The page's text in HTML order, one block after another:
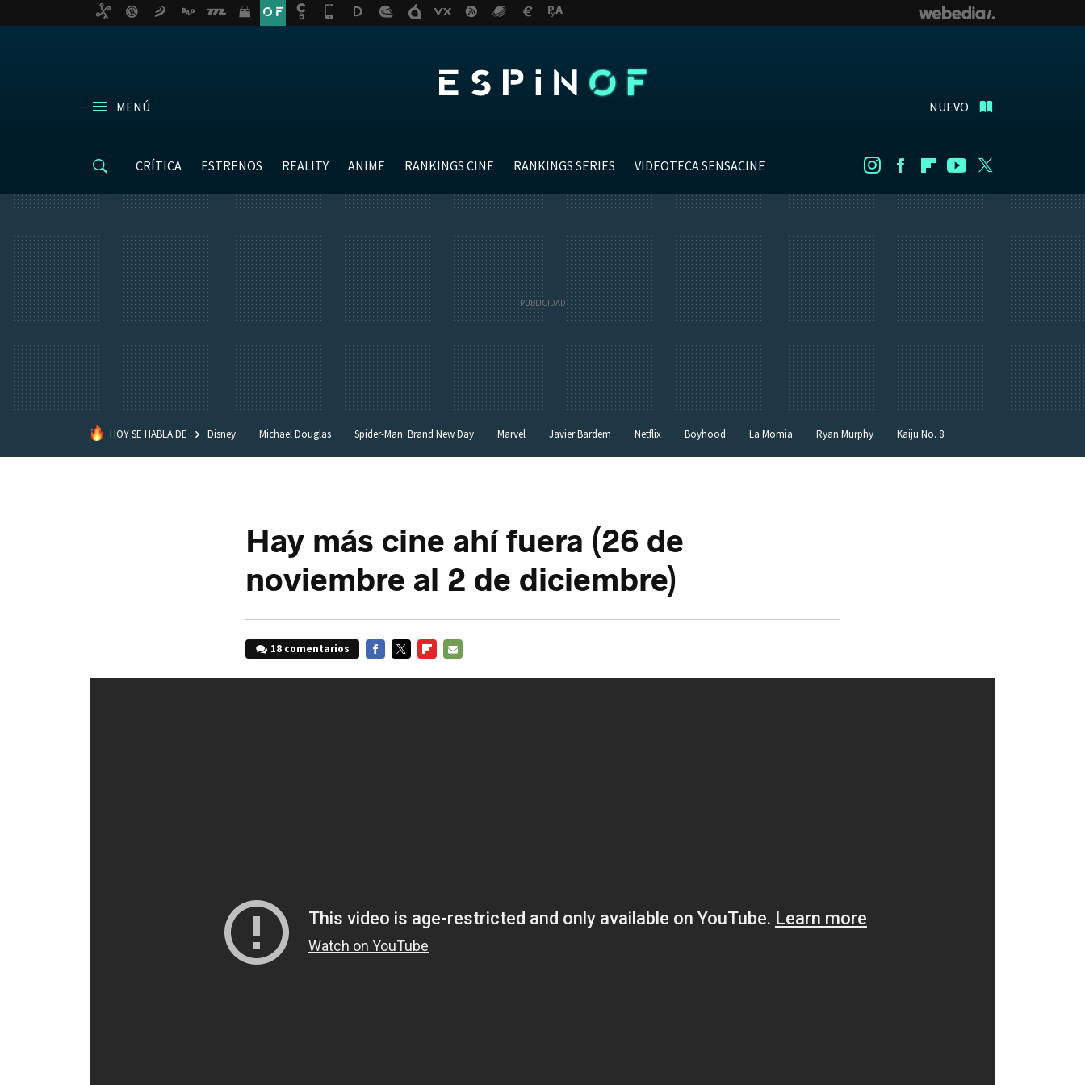
MENÚ NUEVO
CRÍTICA ESTRENOS REALITY ANIME RANKINGS CINE RANKINGS SERIES VIDEOTECA SENSACINE InstagramFacebookFlipboard
Youtube
HOY SE HABLA DE Disney Michael Douglas Spider-Man: Brand New Day Marvel Javier Bardem Netflix Boyhood La Momia Ryan Murphy Kaiju No. 8
Hay más cine ahí fuera (26 de
noviembre al 2 de diciembre)
18 comentarios